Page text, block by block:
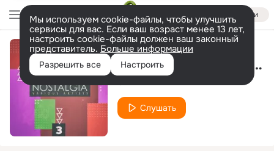
Войти
Мы используем cookie-файлы, чтобы улучшить
сервисы для вас. Если ваш возраст менее 13 лет,
настроить cookie-файлы должен ваш законный
представитель. Больше информации
Разрешить все Настроить In the Prive' (Sbz House Extravaganza)
Слушать